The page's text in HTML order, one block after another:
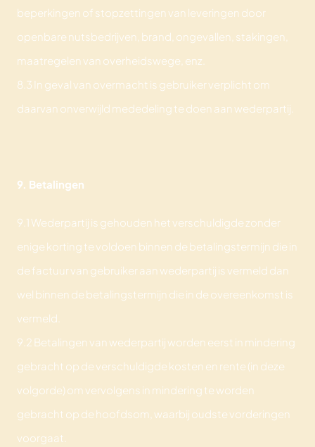
beperkingen of stopzettingen van leveringen door
openbare nutsbedrijven, brand, ongevallen, stakingen,
maatregelen van overheidswege, enz.
8.3 In geval van overmacht is gebruiker verplicht om
daarvan onverwijld mededeling te doen aan wederpartij.
9. Betalingen
9.1 Wederpartij is gehouden het verschuldigde zonder
enige korting te voldoen binnen de betalingstermijn die in
de factuur van gebruiker aan wederpartij is vermeld dan
wel binnen de betalingstermijn die in de overeenkomst is
vermeld.
9.2 Betalingen van wederpartij worden eerst in mindering
gebracht op de verschuldigde kosten en rente (in deze
volgorde) om vervolgens in mindering te worden
gebracht op de hoofdsom, waarbij oudste vorderingen
voorgaat.